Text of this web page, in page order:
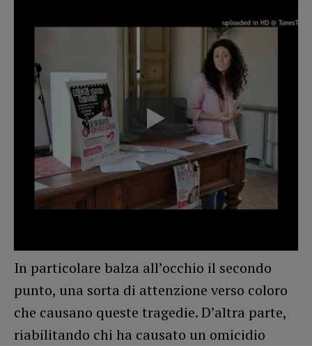
In particolare balza all’occhio il secondo
punto, una sorta di attenzione verso coloro
che causano queste tragedie. D’altra parte,
riabilitando chi ha causato un omicidio